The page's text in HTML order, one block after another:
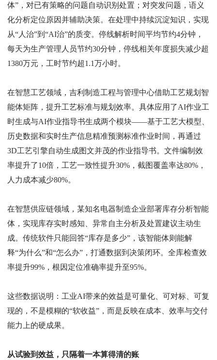
体”，对已有策略的问题自动识别处置；对突发问题，语义
化分析定位原因并辅助决策。在处理中持续沉淀知识，实现
从“人治”到“AI治”的质变。停线解析时间平均节约4分钟，
每天为生产管理人员节约30分钟，停线相关年度损失减少超
1380万元，工时节约超1.1万小时。
在智慧工艺领域，吉利制造工程与管理中心借助工艺规划智
能体矩阵，提升工艺标准与规划效率。具体应用了AI作业工
时生成与AI作业指导书生成两个模块——基于工艺大模型、
历史数据和实时生产信息精准预测标准作业时间，再通过
3D工艺引擎自动生成图文并茂的作业指导书。文件编制效
率提升了10倍，工艺一致性提升30%，截图覆盖率达80%，
人力成本减少80%。
在智慧供应链领域，某知名电器制造企业部署库存分析智能
体，实现库存实时感知、异常自主分析及处置建议主动生
成。传统软件只能回答“库存是多少”，该智能体则能解
释“为什么”和“怎么办”，打通数据到决策闭环。全库检查效
率提升99%，根因定位准确率提升至95%。
这些数据说明：工业AI带来的效益是可量化、可对标、可复
现的，不是模糊的“软收益”，而是反映在成本、效率与交付
能力上的硬成果。
从试验到效益，只隔着一本算得清的账